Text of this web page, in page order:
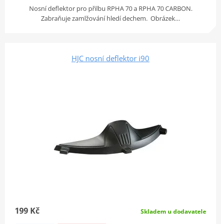
Nosní deflektor pro přilbu RPHA 70 a RPHA 70 CARBON.
Zabraňuje zamlžování hledí dechem. Obrázek…
HJC nosní deflektor i90
199 Kč Skladem u dodavatele